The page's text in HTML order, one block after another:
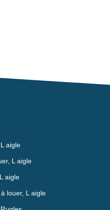
aigle
L aigle
aigle
louer, L aigle